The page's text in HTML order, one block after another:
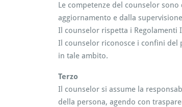
Le competenze del counselor
aggiornamento e dalla
Il counselor rispetta i Regolamenti
Il counselor riconosce i confini del
in tale ambito.
Terzo
Il counselor si assume la
della persona, agendo con